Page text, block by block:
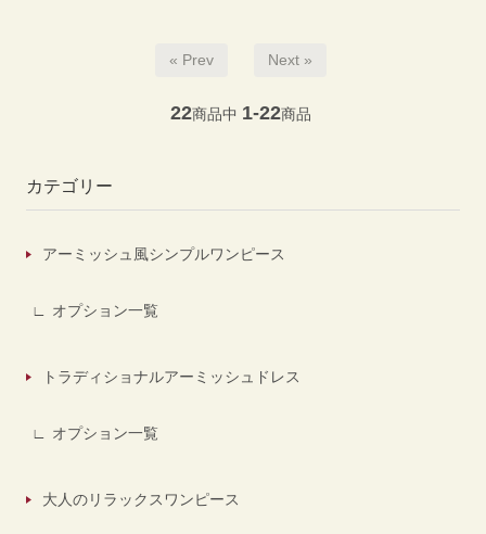
« Prev Next »
22商品中 1-22商品
カテゴリー
アーミッシュ風シンプルワンピース
オプション一覧
トラディショナルアーミッシュドレス
オプション一覧
大人のリラックスワンピース